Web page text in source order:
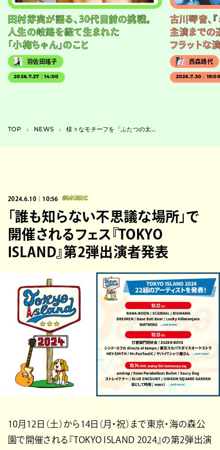
田村芽実が語る、30代目前の挑戦。
人生の岐路を経て生まれた
「小梅ちゃん」のこと
羽佐田瑤子
2026.7.27｜14:00
古川琴音、
主演までの
フラットな
西森路代
2026.7.30｜
TOP NEWS 様々なモチーフを「ふたつの太陽」に見立てながら展開、少年王者舘の舞台『それいゆ』
2024.6.10｜10:56 #MUSIC
「誰も知らない不思議な場所」で
開催されるフェス『TOKYO
ISLAND』第2弾出演者発表
10月12日（土）から14日（月・祝）まで東京・海の森公
園で開催される『TOKYO ISLAND 2024』の第2弾出演